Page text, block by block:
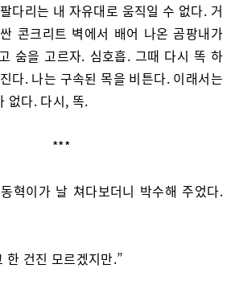
다리는 내 자유대로 움직일 수 없다. 거
콘크리트 벽에서 배어 나온 곰팡내가
숨을 고르자. 심호흡. 그때 다시 똑 하
다. 나는 구속된 목을 비튼다. 이래서는
없다. 다시, 똑.
***
혁이가 날 쳐다보더니 박수해 주었다.
한 건진 모르겠지만.”